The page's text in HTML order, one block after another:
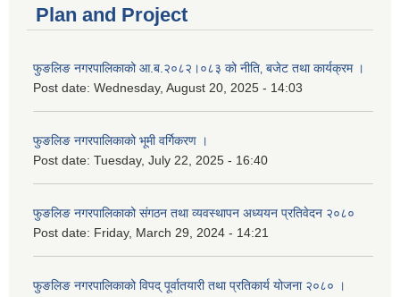
Plan and Project
फुङलिङ नगरपालिकाको आ.ब.२०८२।०८३ को नीति‚ बजेट तथा कार्यक्रम ।
Post date: Wednesday, August 20, 2025 - 14:03
फुङलिङ नगरपालिकाको भूमी वर्गिकरण ।
Post date: Tuesday, July 22, 2025 - 16:40
फुङलिङ नगरपालिकाको संगठन तथा व्यवस्थापन अध्ययन प्रतिवेदन २०८०
Post date: Friday, March 29, 2024 - 14:21
फुङलिङ नगरपालिकाको विपद् पूर्वातयारी तथा प्रतिकार्य योजना २०८० ।